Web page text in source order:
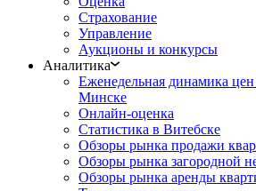
Страхование
Управление
Аукционы и конкурсы
Аналитика
Еженедельная динамика
Минске
Онлайн-оценка
Статистика в Витебске
Обзоры рынка продажи
Обзоры рынка загородной
Обзоры рынка аренды